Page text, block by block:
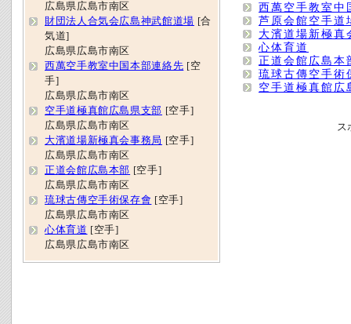
西萬空手教室中
芦原会館空手道
大濱道場新極真
心体育道
正道会館広島本
琉球古傳空手術
空手道極真館広
ス
広島県広島市南区
財団法人合気会広島神武館道場 [合
気道]
広島県広島市南区
西萬空手教室中国本部連絡先 [空
手]
広島県広島市南区
空手道極真館広島県支部 [空手]
広島県広島市南区
大濱道場新極真会事務局 [空手]
広島県広島市南区
正道会館広島本部 [空手]
広島県広島市南区
琉球古傳空手術保存會 [空手]
広島県広島市南区
心体育道 [空手]
広島県広島市南区